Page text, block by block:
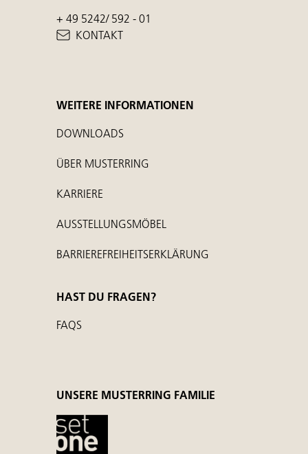
+ 49 5242/ 592 - 01
KONTAKT
WEITERE INFORMATIONEN
DOWNLOADS
ÜBER MUSTERRING
KARRIERE
AUSSTELLUNGSMÖBEL
BARRIEREFREIHEITSERKLÄRUNG
HAST DU FRAGEN?
FAQS
UNSERE MUSTERRING FAMILIE